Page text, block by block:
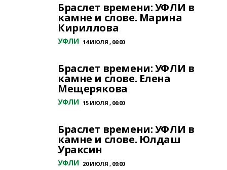
Браслет времени: УФЛИ в
камне и слове. Марина
Кириллова
УФЛИ 14 ИЮЛЯ , 06:00
Браслет времени: УФЛИ в
камне и слове. Елена
Мещерякова
УФЛИ 15 ИЮЛЯ , 06:00
Браслет времени: УФЛИ в
камне и слове. Юлдаш
Ураксин
УФЛИ 20 ИЮЛЯ , 09:00